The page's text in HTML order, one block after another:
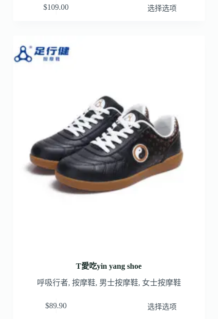
$109.00 选择选项
T愛吃yin yang shoe
呼吸行者, 按摩鞋, 男士按摩鞋, 女士按摩鞋
$89.90 选择选项